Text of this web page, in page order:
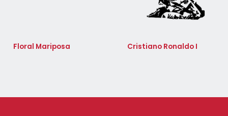
Floral Mariposa Cristiano Ronaldo I